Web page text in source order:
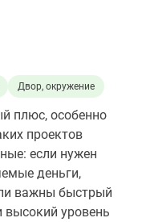
Двор, окружение
плюс, особенно
проектов
если нужен
деньги,
важны быстрый
высокий уровень